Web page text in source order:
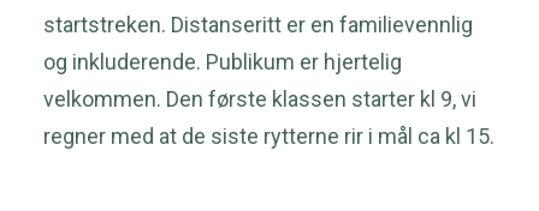
startstreken. Distanseritt er en familievennlig
og inkluderende. Publikum er hjertelig
velkommen. Den første klassen starter kl 9, vi
regner med at de siste rytterne rir i mål ca kl 15.